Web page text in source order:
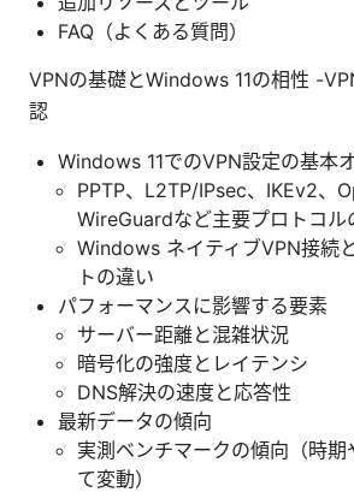
FAQ（よくある質問）
VPNの基礎とWindows 11の相性 -
認
Windows 11でのVPN設定の基本
PPTP、L2TP/IPsec、IKEv2、
WireGuardなど主要プロトコル
Windows ネイティブVPN接続
トの違い
パフォーマンスに影響する要素
サーバー距離と混雑状況
暗号化の強度とレイテンシ
DNS解決の速度と応答性
最新データの傾向
実測ベンチマークの傾向（時期
て変動）